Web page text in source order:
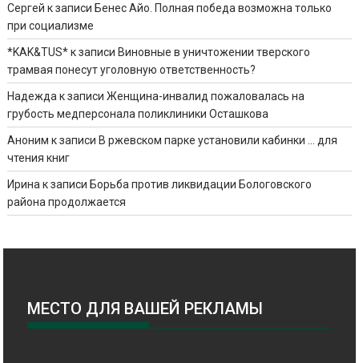
Сергей к записи Бенес Айо. Полная победа возможна только
при социализме
*KAK&TUS*к записи Виновные в уничтожении тверского
трамвая понесут уголовную ответственность?
Надеждак записиЖенщина-инвалид пожаловалась на
грубость медперсонала поликлиники Осташкова
Аноним к записи В ржевском парке установили кабинки … для
чтения книг
Иринак записи Борьба против ликвидации Бологовского
района продолжается
МЕСТО ДЛЯ ВАШЕЙ РЕКЛАМЫ